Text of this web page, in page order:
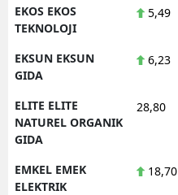
EKOS EKOS
TEKNOLOJI
5,49
EKSUN EKSUN
GIDA
6,23
ELITE ELITE
NATUREL ORGANIK
GIDA
28,80
EMKEL EMEK
ELEKTRIK
18,70